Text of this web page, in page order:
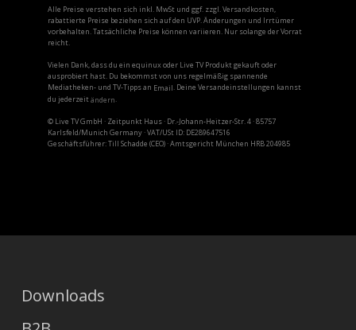
Alle Preise verstehen sich inkl. MwSt und ggf. zzgl. Versandkosten,
rabattierte Preise beziehen sich auf den UVP. Änderungen und Irrtümer
vorbehalten. Tatsächliche Preise können variieren. Nur solange der Vorrat
reicht.
Vielen Dank, dass du ein equinux oder Live TV Produkt gekauft oder
ausprobiert hast. Du bekommst von uns regelmäßig spannende
Mediatheken- und TV-Tipps an Email. Deine Versandeinstellungen kannst
du jederzeitändern
© Live TV GmbH · Zeitpunkt Haus · Dr.-Johann-Heitzer-Str. 4 · 85757
Karlsfeld/Munich Germany · VAT/USt ID: DE289647516
Geschäftsführer: Till Schadde (CEO) · Amtsgericht München HRB 204985
Downloads